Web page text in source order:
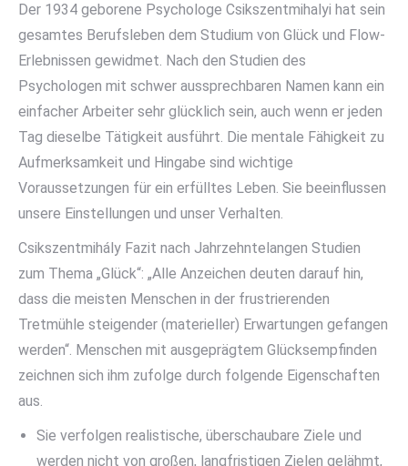
Der 1934 geborene Psychologe Csikszentmihalyi hat sein
gesamtes Berufsleben dem Studium von Glück und Flow-
Erlebnissen gewidmet. Nach den Studien des
Psychologen mit schwer aussprechbaren Namen kann ein
einfacher Arbeiter sehr glücklich sein, auch wenn er jeden
Tag dieselbe Tätigkeit ausführt. Die mentale Fähigkeit zu
Aufmerksamkeit und Hingabe sind wichtige
Voraussetzungen für ein erfülltes Leben. Sie beeinflussen
unsere Einstellungen und unser Verhalten.
Csikszentmihály Fazit nach Jahrzehntelangen Studien
zum Thema „Glück“: „Alle Anzeichen deuten darauf hin,
dass die meisten Menschen in der frustrierenden
Tretmühle steigender (materieller) Erwartungen gefangen
werden“. Menschen mit ausgeprägtem Glücksempfinden
zeichnen sich ihm zufolge durch folgende Eigenschaften
aus.
Sie verfolgen realistische, überschaubare Ziele und
werden nicht von großen, langfristigen Zielen gelähmt,